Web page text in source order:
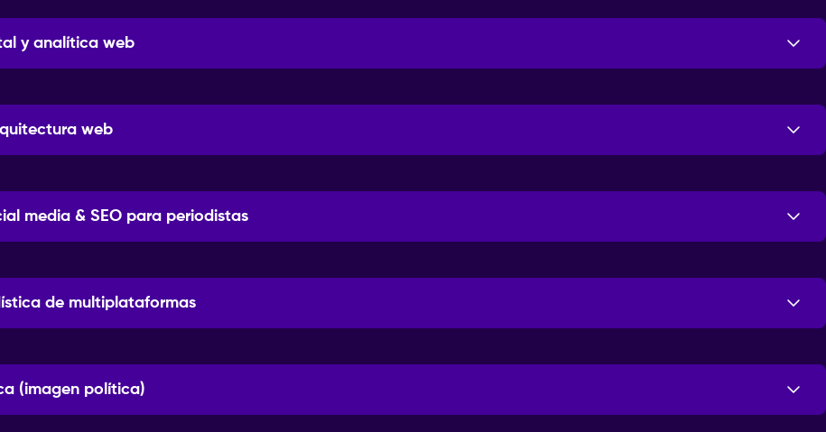
y analítica web
web
media & SEO para periodistas
de multiplataformas
(imagen política)